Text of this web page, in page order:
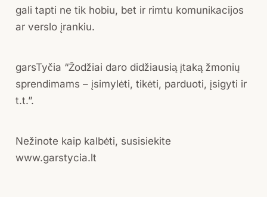
gali tapti ne tik hobiu, bet ir rimtu komunikacijos
ar verslo įrankiu.
garsTyčia “Žodžiai daro didžiausią įtaką žmonių
sprendimams – įsimylėti, tikėti, parduoti, įsigyti ir
t.t.”.
Nežinote kaip kalbėti, susisiekite
www.garstycia.lt